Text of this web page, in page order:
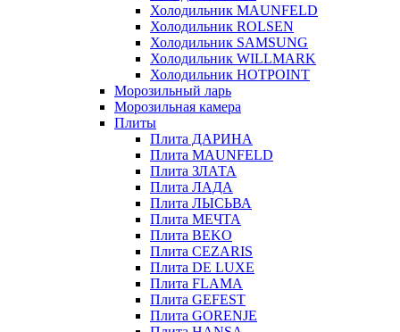
Холодильник MAUNFELD
Холодильник ROLSEN
Холодильник SAMSUNG
Холодильник WILLMARK
Холодильник HOTPOINT
Морозильный ларь
Морозильная камера
Плиты
Плита ДАРИНА
Плита MAUNFELD
Плита ЗЛАТА
Плита ЛАДА
Плита ЛЫСЬВА
Плита МЕЧТА
Плита BEKO
Плита CEZARIS
Плита DE LUXE
Плита FLAMA
Плита GEFEST
Плита GORENJE